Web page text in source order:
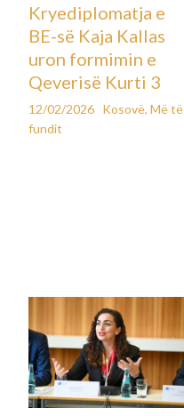
Kryediplomatja e
BE-së Kaja Kallas
uron formimin e
Qeverisë Kurti 3
12/02/2026 Kosovë,Më të
fundit